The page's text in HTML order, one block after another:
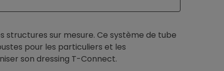
structures sur mesure. Ce système de tube
pour les particuliers et les
son dressing T-Connect.